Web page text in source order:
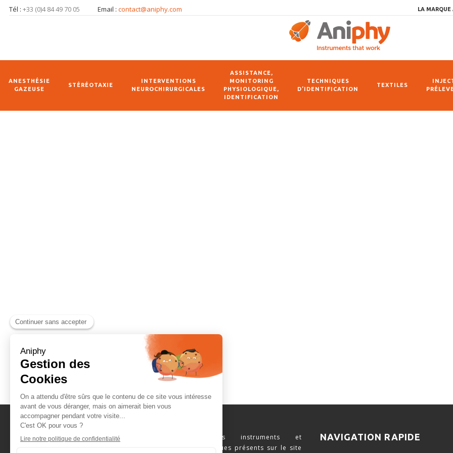
Tél : +33 (0)4 84 49 70 05 Email : contact@aniphy.com LA MARQUE
ANESTHÉSIE
GAZEUSE
STÉRÉOTAXIE
INTERVENTIONS
NEUROCHIRURGICALES
ASSISTANCE,
MONITORING
PHYSIOLOGIQUE,
IDENTIFICATION
TECHNIQUES
D’IDENTIFICATION
TEXTILES
Naviguez parmi les instruments et
consommables scientifiques présents sur le site
NAVIGATION RAPIDE